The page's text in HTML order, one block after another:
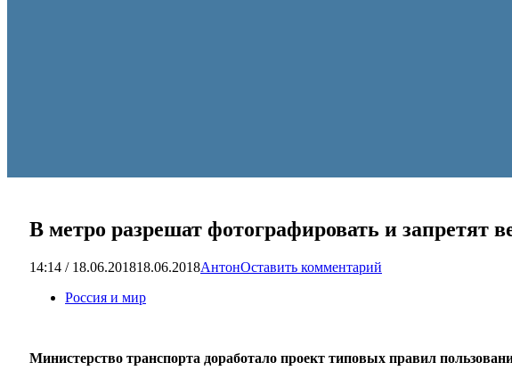
В метро разрешат фотографировать и запретят
14:14 / 18.06.201818.06.2018АнтонОставить комментарий
Россия и мир
Министерство транспорта доработало проект типовых правил